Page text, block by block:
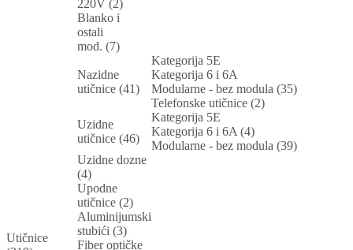
220V (2)
Blanko i
ostali
mod. (7)
Utičnice
Nazidne
utičnice (41)
Kategorija 5E
Kategorija 6 i 6A
Modularne - bez modula (35)
Telefonske utičnice (2)
Uzidne
utičnice (46)
Kategorija 5E
Kategorija 6 i 6A (4)
Modularne - bez modula (39)
Uzidne dozne
(4)
Upodne
utičnice (2)
Aluminijumski
stubići (3)
Fiber optičke